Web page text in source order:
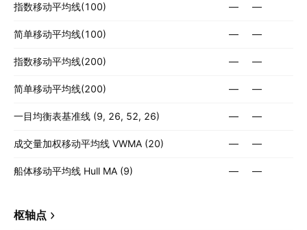
指数移动平均线(100) — —
简单移动平均线(100) — —
指数移动平均线(200) — —
简单移动平均线(200) — —
一目均衡表基准线 (9, 26, 52, 26) — —
成交量加权移动平均线 VWMA (20) — —
船体移动平均线 Hull MA (9) — —
枢轴点